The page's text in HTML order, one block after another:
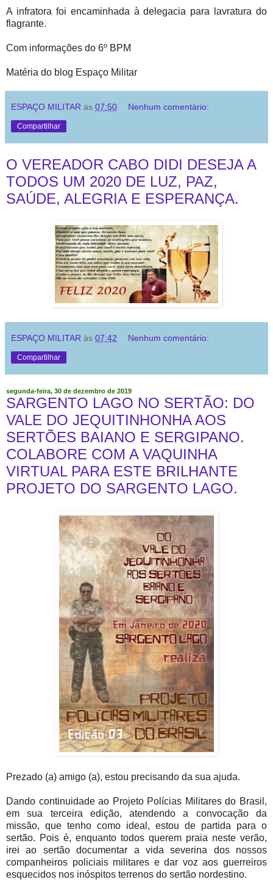
A infratora foi encaminhada à delegacia para lavratura do
flagrante.
Com informações do 6º BPM
Matéria do blog Espaço Militar
ESPAÇO MILITAR às 07:50 Nenhum comentário:
Compartilhar
O VEREADOR CABO DIDI DESEJA A
TODOS UM 2020 DE LUZ, PAZ,
SAÚDE, ALEGRIA E ESPERANÇA.
ESPAÇO MILITAR às 07:42 Nenhum comentário:
Compartilhar
segunda-feira, 30 de dezembro de 2019
SARGENTO LAGO NO SERTÃO: DO
VALE DO JEQUITINHONHA AOS
SERTÕES BAIANO E SERGIPANO.
COLABORE COM A VAQUINHA
VIRTUAL PARA ESTE BRILHANTE
PROJETO DO SARGENTO LAGO.
Prezado (a) amigo (a), estou precisando da sua ajuda.
Dando continuidade ao Projeto Polícias Militares do Brasil,
em sua terceira edição, atendendo a convocação da
missão, que tenho como ideal, estou de partida para o
sertão. Pois é, enquanto todos querem praia neste verão,
irei ao sertão documentar a vida severina dos nossos
companheiros policiais militares e dar voz aos guerreiros
esquecidos nos inóspitos terrenos do sertão nordestino.